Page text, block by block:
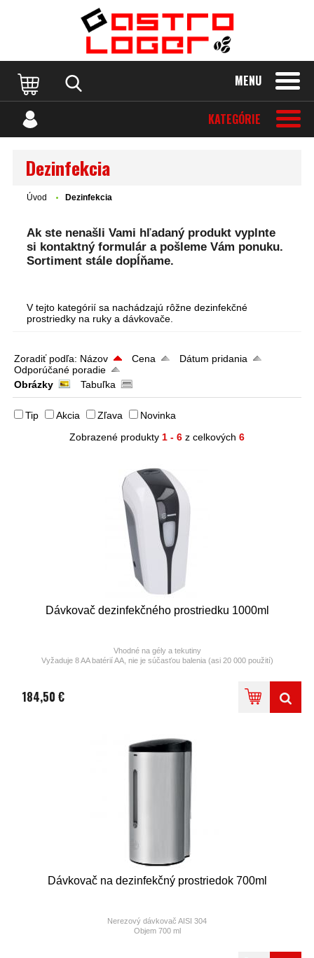
MENU
KATEGÓRIE
Dezinfekcia
Úvod Dezinfekcia
Ak ste nenašli Vami hľadaný produkt vyplnte
si kontaktný formulár a pošleme Vám ponuku.
Sortiment stále dopĺňame.
V tejto kategórií sa nachádzajú rôžne dezinfekčné
prostriedky na ruky a dávkovače.
Zoradiť podľa: Názov Cena
Dátum pridania
Odporúčané poradie
Obrázky
Tabuľka
Tip Akcia Zľava
Novinka
Zobrazené produkty 1 - 6 z celkových 6
Dávkovač dezinfekčného prostriedku 1000ml
Vhodné na gély a tekutiny
Vyžaduje 8 AA batérií AA, nie je súčasťou balenia (asi 20 000 použití)
184,50 €
Dávkovač na dezinfekčný prostriedok 700ml
Nerezový dávkovač AISI 304
Objem 700 ml